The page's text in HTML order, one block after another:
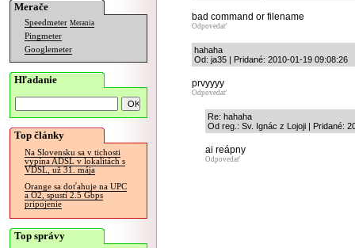
Merače
Speedmeter Merania
Pingmeter
Googlemeter
Hľadanie
Top články
Na Slovensku sa v tichosti
vypína ADSL v lokalitách s
VDSL, už 31. mája
Orange sa doťahuje na UPC
a O2, spustí 2.5 Gbps
pripojenie
Top správy
bad command or filename
Odpovedať
hahaha
Od: ja35 | Pridané: 2010-01-19 09:08:26
prvyyyy
Odpovedať
Re: hahaha
Od reg.: Sv. Ignác z Lojoji | Pridané:
ai reápny
Odpovedať